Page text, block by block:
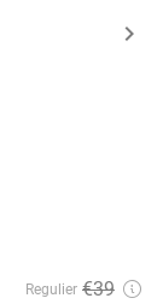
Regulier €39